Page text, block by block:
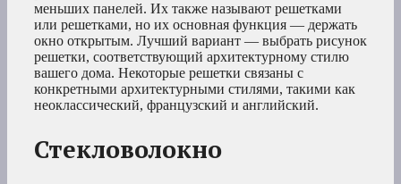
меньших панелей. Их также называют решетками
или решетками, но их основная функция — держать
окно открытым. Лучший вариант — выбрать рисунок
решетки, соответствующий архитектурному стилю
вашего дома. Некоторые решетки связаны с
конкретными архитектурными стилями, такими как
неоклассический, французский и английский.
Стекловолокно